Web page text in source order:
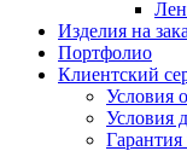
Изделия на
Портфолио
Клиентский
Условия
Условия
Гарантия